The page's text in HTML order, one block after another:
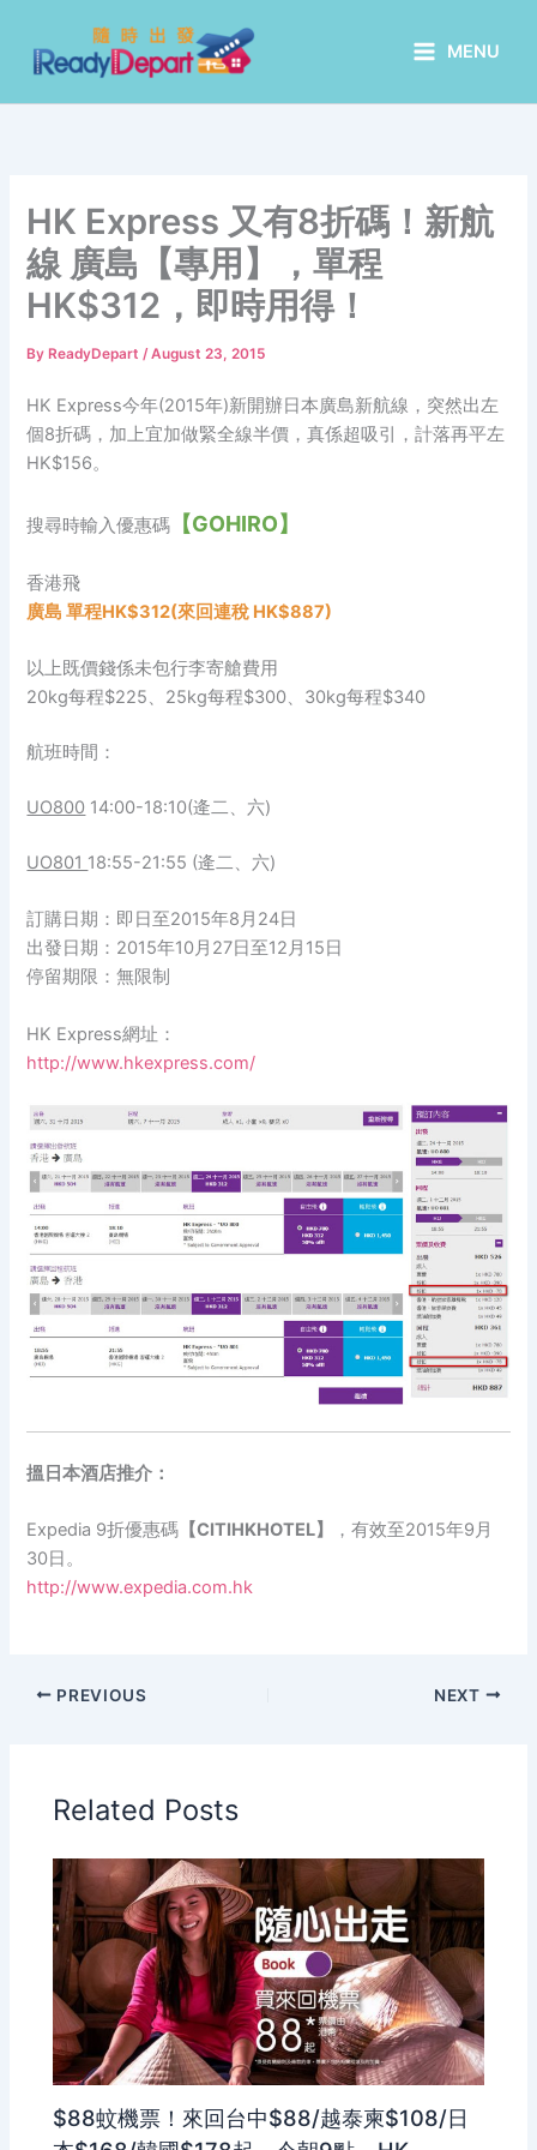
content
MENU
HK Express 又有8折碼！新航
線 廣島【專用】，單程
HK$312，即時用得！
By ReadyDepart/August 23, 2015
HK Express今年(2015年)新開辦日本廣島新航線，突然出左
個8折碼，加上宜加做緊全線半價，真係超吸引，計落再平左
HK$156。
搜尋時輸入優惠碼 【GOHIRO】
香港飛
廣島 單程HK$312(來回連稅 HK$887)
以上既價錢係未包行李寄艙費用
20kg每程$225、25kg每程$300、30kg每程$340
航班時間：
UO800 14:00-18:10(逄二、六)
UO801 18:55-21:55 (逄二、六)
訂購日期：即日至2015年8月24日
出發日期：2015年10月27日至12月15日
停留期限：無限制
HK Express網址：
http://www.hkexpress.com/
搵日本酒店推介：
Expedia 9折優惠碼 【CITIHKHOTEL】
，有效至2015年9月
30日。
http://www.expedia.com.hk
PREVIOUS NEXT
Related Posts
$88蚊機票！來回台中$88/越泰柬$108/日